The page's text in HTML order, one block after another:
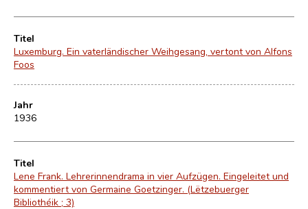
Titel
Luxemburg. Ein vaterländischer Weihgesang, vertont von Alfons
Foos
Jahr
1936
Titel
Lene Frank. Lehrerinnendrama in vier Aufzügen. Eingeleitet und
kommentiert von Germaine Goetzinger. (Lëtzebuerger
Bibliothéik ; 3)